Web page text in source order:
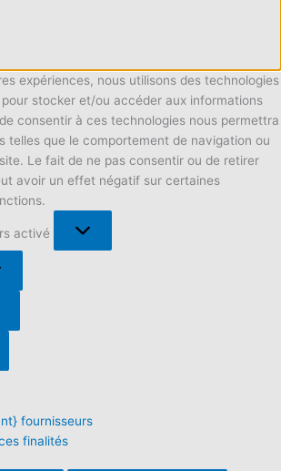
expériences, nous utilisons des technologies
stocker et/ou accéder aux informations
consentir à ces technologies nous permettra
telles que le comportement de navigation ou
Le fait de ne pas consentir ou de retirer
avoir un effet négatif sur certaines
activé
fournisseurs
finalités